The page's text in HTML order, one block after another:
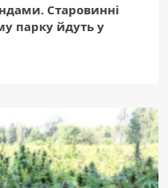
Старовинні
парку йдуть у